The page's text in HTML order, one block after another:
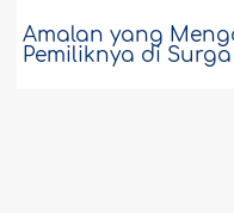
Amalan yang
Pemiliknya di Surga